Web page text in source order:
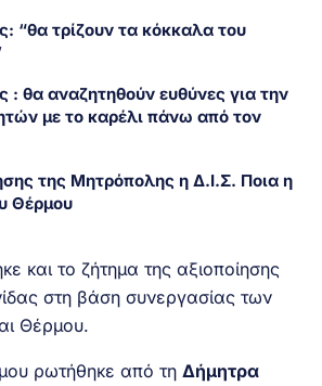
“θα τρίζουν τα κόκκαλα του
θα αναζητηθούν ευθύνες για την
με το καρέλι πάνω από τον
της Μητρόπολης η Δ.Ι.Σ. Ποια η
Θέρμου
και το ζήτημα της αξιοποίησης
στη βάση συνεργασίας των
Θέρμου.
ρωτήθηκε από τη Δήμητρα